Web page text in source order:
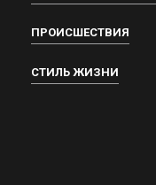
ПРОИСШЕСТВИЯ
СТИЛЬ ЖИЗНИ